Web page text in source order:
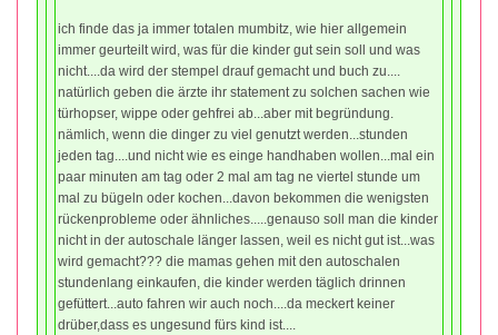
ich finde das ja immer totalen mumbitz, wie hier allgemein
immer geurteilt wird, was für die kinder gut sein soll und was
nicht....da wird der stempel drauf gemacht und buch zu....
natürlich geben die ärzte ihr statement zu solchen sachen wie
türhopser, wippe oder gehfrei ab...aber mit begründung.
nämlich, wenn die dinger zu viel genutzt werden...stunden
jeden tag....und nicht wie es einge handhaben wollen...mal ein
paar minuten am tag oder 2 mal am tag ne viertel stunde um
mal zu bügeln oder kochen...davon bekommen die wenigsten
rückenprobleme oder ähnliches.....genauso soll man die kinder
nicht in der autoschale länger lassen, weil es nicht gut ist...was
wird gemacht??? die mamas gehen mit den autoschalen
stundenlang einkaufen, die kinder werden täglich drinnen
gefüttert...auto fahren wir auch noch....da meckert keiner
drüber,dass es ungesund fürs kind ist....